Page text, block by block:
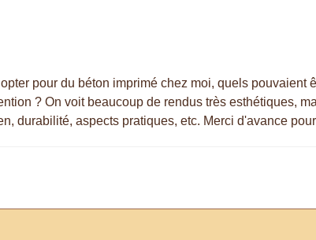
pour du béton imprimé chez moi, quels pouvaient
? On voit beaucoup de rendus très esthétiques,
durabilité, aspects pratiques, etc. Merci d'avance